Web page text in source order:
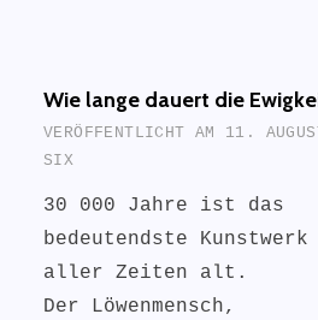
Wie lange dauert die
VERÖFFENTLICHT AM 11.
SIX
30 000 Jahre ist das
bedeutendste Kunstwerk
aller Zeiten alt.
Der Löwenmensch,